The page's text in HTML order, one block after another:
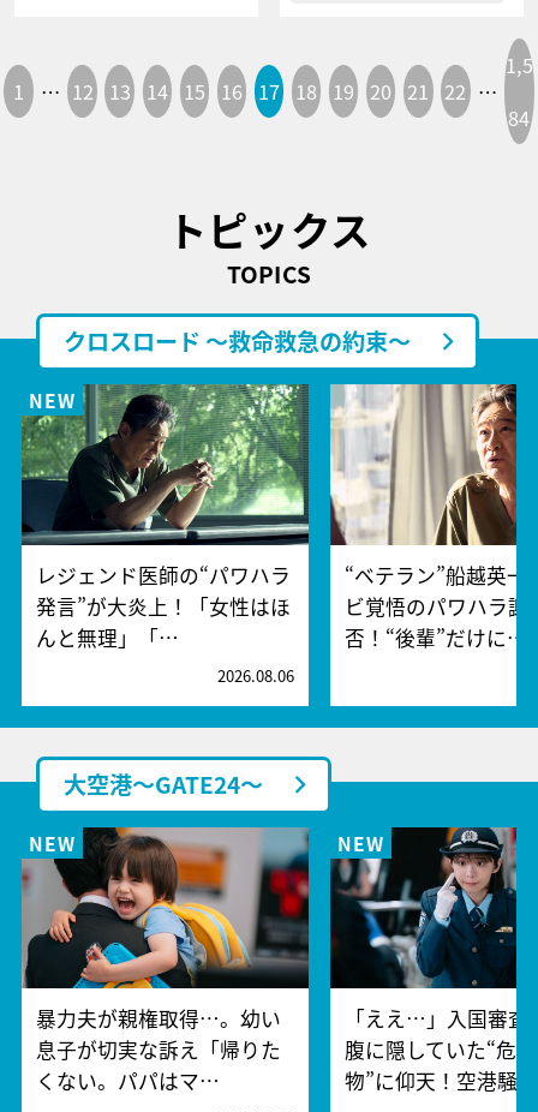
1 … 12 13 14 15 16 17 18 19 20 21 22 …
1,5
84
トピックス
TOPICS
クロスロード ～救命救急の約束～
レジェンド医師の“パワハラ
発言”が大炎上！「女性はほ
んと無理」「…
2026.08.06
“ベテラン”船越英一
ビ覚悟のパワハラ謝
否！“後輩”だけに…
大空港～GATE24～
暴力夫が親権取得…。幼い
息子が切実な訴え「帰りた
くない。パパはマ…
「ええ…」入国審査
腹に隠していた“危
物”に仰天！空港騒